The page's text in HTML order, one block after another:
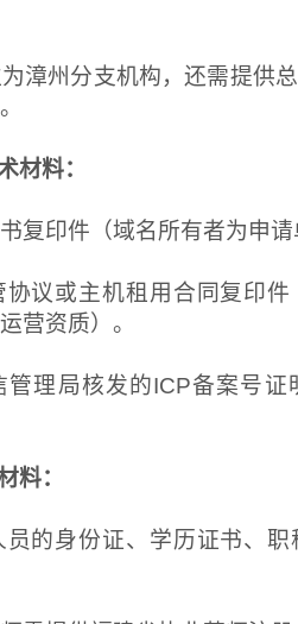
州分支机构，还需提供总
料：
印件（域名所有者为申请
或主机租用合同复印件
营资质）。
局核发的ICP备案号证
：
身份证、学历证书、职